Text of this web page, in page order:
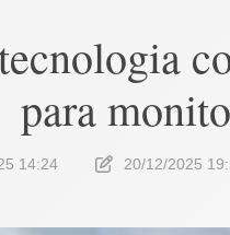
para
14:24 20/12/2025